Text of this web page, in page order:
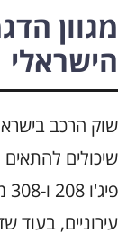
מגוון
הישראלי
שוק הרכב
שיכולים להתאים